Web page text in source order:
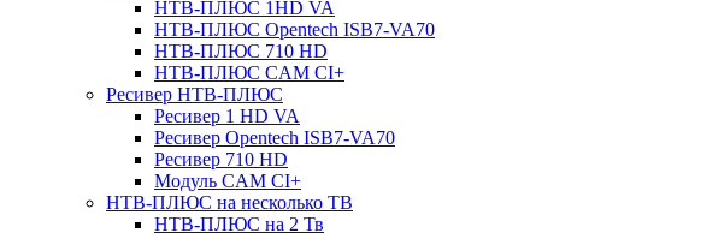
НТВ-ПЛЮС 1HD VA
НТВ-ПЛЮС Opentech ISB7-VA70
НТВ-ПЛЮС 710 HD
НТВ-ПЛЮС CAM CI+
Ресивер НТВ-ПЛЮС
Ресивер 1 HD VA
Ресивер Opentech ISB7-VA70
Ресивер 710 HD
Модуль CAM CI+
НТВ-ПЛЮС на несколько ТВ
НТВ-ПЛЮС на 2 Тв